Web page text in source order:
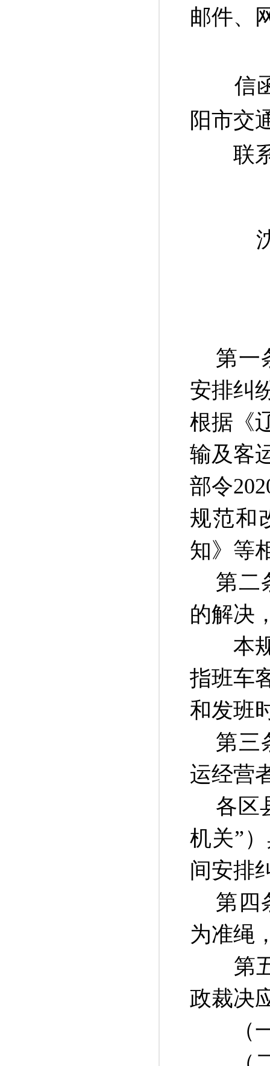
邮件、
信函
阳市交
联系
第一
安排纠
根据《
输及客
部令
规范和
知》等
第二
的解决
本规
指班车
和发班
第三
运经营
各区
机关”
间安排
第四
为准绳
第五
政裁决
（一